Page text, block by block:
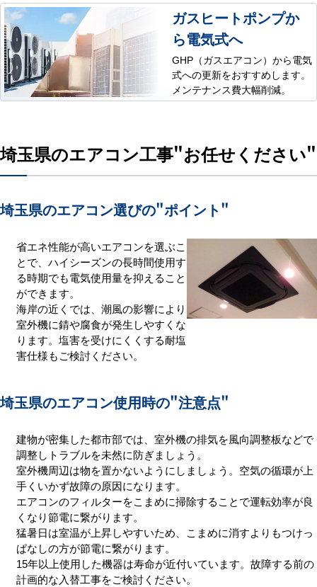
ガスヒートポンプか
ら電気式へ
GHP（ガスエアコン）から電気
式への更新をおすすめします。
メンテナンス費大幅削減。
埼玉県のエアコン工事"お任せください"
埼玉県のエアコン選びの"ポイント"
省エネ性能が高いエアコンを選ぶこ
とで、ハイシーズンの長時間使用す
る時期でも電気使用量を抑えること
ができます。
海岸の近くでは、潮風の影響により
室外機に錆や腐食が発生しやすくな
ります。塩害を受けにくくする耐塩
害仕様もご検討ください。
埼玉県のエアコン使用時の"注意点"
建物が密集した都市部では、室外機の排気を風向調整板などで
調整しトラブルを未然に防ぎましょう。
室外機周辺は物を置かないようにしましょう。空気の循環が上
手くいかず故障の原因になります。
エアコンのフィルターをこまめに掃除することで運転効率が良
くなり節電に繋がります。
猛暑日は室温が上昇しやすいため、こまめに消すよりもつけっ
ぱなしの方が節電に繋がります。
15年以上使用した機器は寿命が近付いています。故障する前の
計画的な入替工事をご検討ください。